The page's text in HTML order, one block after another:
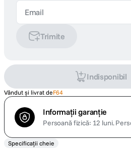
Trimite
Indisponibil
Vândut și livrat deF64
Informații garanție
Persoană fizică: 12 luni.
Specificații cheie